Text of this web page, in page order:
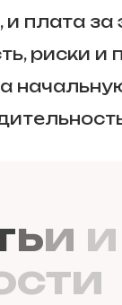
, и плата за
риски и
ьи и
сти